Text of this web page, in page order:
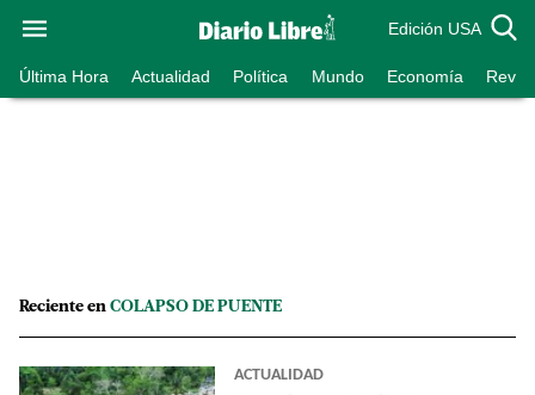
Edición USA
Última Hora Actualidad Política Mundo Economía
Reciente en COLAPSO DE PUENTE
ACTUALIDAD